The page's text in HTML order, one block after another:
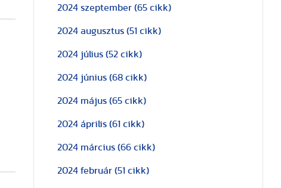
2024 szeptember (65 cikk)
2024 augusztus (51 cikk)
2024 július (52 cikk)
2024 június (68 cikk)
2024 május (65 cikk)
2024 április (61 cikk)
2024 március (66 cikk)
2024 február (51 cikk)